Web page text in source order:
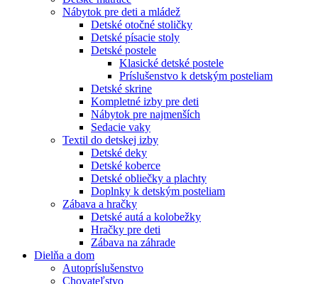
Nábytok pre deti a mládež
Detské otočné stoličky
Detské písacie stoly
Detské postele
Klasické detské postele
Príslušenstvo k detským posteliam
Detské skrine
Kompletné izby pre deti
Nábytok pre najmenších
Sedacie vaky
Textil do detskej izby
Detské deky
Detské koberce
Detské obliečky a plachty
Doplnky k detským posteliam
Zábava a hračky
Detské autá a kolobežky
Hračky pre deti
Zábava na záhrade
Dielňa a dom
Autopríslušenstvo
Chovateľstvo